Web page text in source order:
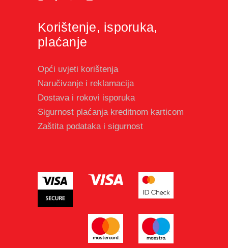
Korištenje, isporuka,
plaćanje
Opći uvjeti korištenja
Naručivanje i reklamacija
Dostava i rokovi isporuka
Sigurnost plaćanja kreditnom karticom
Zaštita podataka i sigurnost